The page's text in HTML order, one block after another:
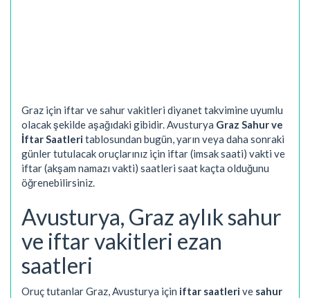
Graz için iftar ve sahur vakitleri diyanet takvimine uyumlu
olacak şekilde aşağıdaki gibidir. Avusturya Graz Sahur ve
İftar Saatleritablosundan bugün, yarın veya daha sonraki
günler tutulacak oruçlarınız için iftar (imsak saati) vakti ve
iftar (akşam namazı vakti) saatleri saat kaçta olduğunu
öğrenebilirsiniz.
Avusturya, Graz aylık sahur
ve iftar vakitleri ezan
saatleri
Oruç tutanlar Graz, Avusturya için iftar saatlerive sahur